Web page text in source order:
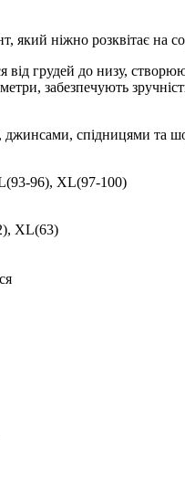
який ніжно розквітає на
грудей до низу,
забезпечують
спідницями та
96), XL(97-100)
XL(63)